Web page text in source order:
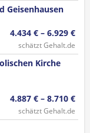
Geisenhausen
4.434 € – 6.929 €
schätzt Gehalt.de
Kirche
4.887 € – 8.710 €
schätzt Gehalt.de